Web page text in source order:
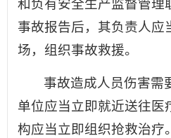
和负有安全生产监督管理
事故报告后，其负责人应
场，组织事故救援。
事故造成人员伤害需
单位应当立即就近送往医
构应当立即组织抢救治疗